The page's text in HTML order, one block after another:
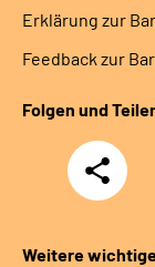
Erklärung zur
Feedback zur
Folgen und
Teilen
Weitere